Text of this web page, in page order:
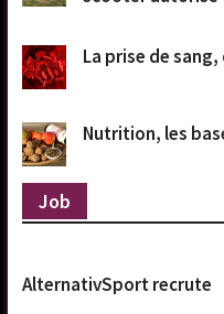
La prise de
Nutrition, les
Job
AlternativSport recrute